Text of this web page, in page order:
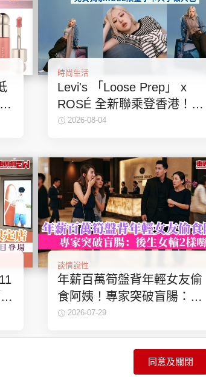
時尚生活
Levi's 「Loose Prep」 x
ROSÉ 全新聯乘登香港！免
費獨家ROSÉ限量小卡入手懶
2026-08-04
談情說性
年薪百萬筍盤背年輕女友偷
食阿姨！專家突破盲腸：後
生女輸喺呢樣嘢！
2026-07-29
同意及關閉